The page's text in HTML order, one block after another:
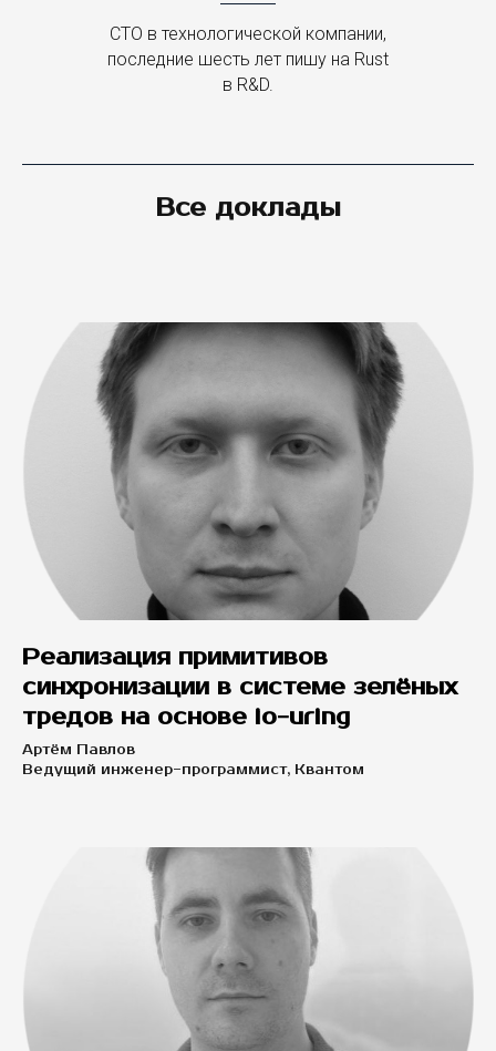
CTO в технологической компании,
последние шесть лет пишу на Rust
в R&D.
Все доклады
Реализация примитивов
синхронизации в системе зелёных
тредов на основе io-uring
Артём Павлов
Ведущий инженер-программист, Квантом